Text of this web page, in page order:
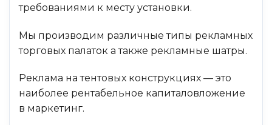
требованиями к месту установки.
Мы производим различные типы рекламных
торговых палаток а также рекламные шатры.
Реклама на тентовых конструкциях — это
наиболее рентабельное капиталовложение
в маркетинг.